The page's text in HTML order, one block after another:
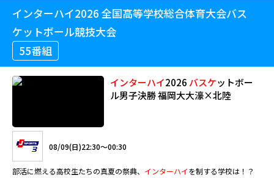
インターハイ2026 全国高等学校総合体育大会バス
ケットボール競技大会
55番組
インターハイ2026 バスケットボー
ル男子決勝 福岡大大濠×北陸
08/09(日)22:30～00:30
部活に燃える高校生たちの真夏の祭典、 インターハイを制する学校は！？